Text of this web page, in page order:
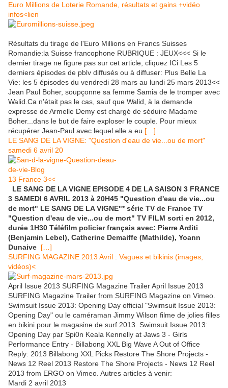
Euro Millions de Loterie Romande, résultats et gains +vidéo
infos<lien
Résultats du tirage de l'Euro Millions en Francs Suisses
Romandie:la Suisse francophone RUBRIQUE : JEUX<<< Si le
dernier tirage ne figure pas sur cet article, cliquez ICi Les 5
derniers épisodes de pblv diffusés ou à diffuser: Plus Belle La
Vie: les 5 épisodes du vendredi 28 mars au lundi 25 mars 2013<<
Jean Paul Boher, soupçonne sa femme Samia de le tromper avec
Walid.Ca n'était pas le cas, sauf que Walid, à la demande
expresse de Armelle Demy est chargé de séduire Madame
Boher...dans le but de faire exploser le couple. Pour mieux
récupérer Jean-Paul avec lequel elle a eu […]
LE SANG DE LA VIGNE: "Question d'eau de vie...ou de mort"
samedi 6 avril 20
13 France 3<<
LE SANG DE LA VIGNE EPISODE 4 DE LA SAISON 3 FRANCE
3 SAMEDI 6 AVRIL 2013 à 20H45 "Question d'eau de vie...ou
de mort" LE SANG DE LA VIGNE"* série TV de France TV
"Question d'eau de vie...ou de mort" TV FILM sorti en 2012,
durée 1H30 Téléfilm policier français avec: Pierre Arditi
(Benjamin Lebel), Catherine Demaiffe (Mathilde), Yoann
Dunaive […]
SURFING MAGAZINE 2013 Avril : Vagues et bikinis (images,
vidéos)<
April Issue 2013 SURFING Magazine Trailer April Issue 2013
SURFING Magazine Trailer from SURFING Magazine on Vimeo.
Swimsuit Issue 2013: Opening Day official "Swimsuit Issue 2013:
Opening Day" ou le caméraman Jimmy Wilson filme de jolies filles
en bikini pour le magasine de surf 2013. Swimsuit Issue 2013:
Opening Day par Spi0n Keala Kennelly at Jaws 3 - Girls
Performance Entry - Billabong XXL Big Wave A Out of Office
Reply: 2013 Billabong XXL Picks Restore The Shore Projects -
News 12 Reel 2013 Restore The Shore Projects - News 12 Reel
2013 from ERGO on Vimeo. Autres articles à venir:
Mardi 2 avril 2013